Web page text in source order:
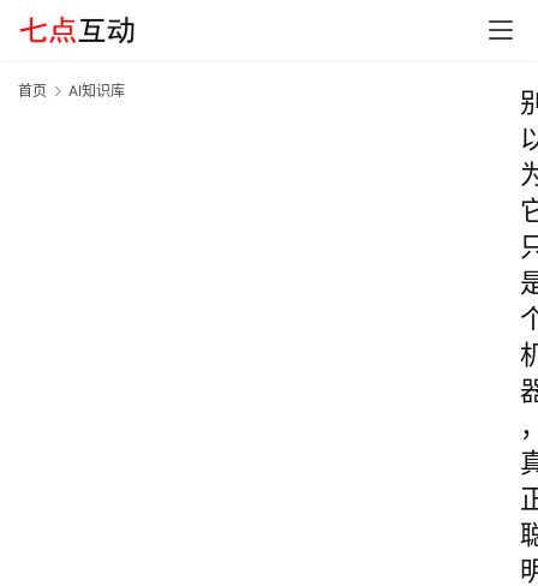
首页 AI知识库